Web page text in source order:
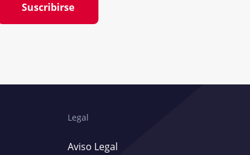
Suscribirse
Legal
Aviso Legal